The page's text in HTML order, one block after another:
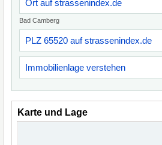
Ort auf strassenindex.de
Bad Camberg
PLZ 65520 auf strassenindex.de
Immobilienlage verstehen
Karte und Lage